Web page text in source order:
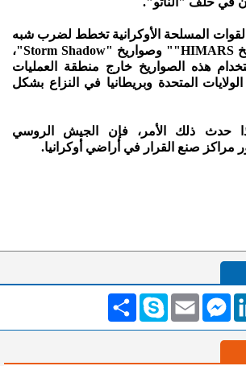
المسلحة الأوكرانية تخطط لضرب شبه
جزيرة القرم بصواريخ HIMARS"" وصواريخ "Storm Shadow"،
هذه الصواريخ خارج منطقة العمليات
المتحدة وبريطانيا في النزاع بشكل
حدث ذلك الأمر، فإن الجيش الروسي
صنع القرار في أراضي أوكرانيا.
انشر Skype Email
Messenger